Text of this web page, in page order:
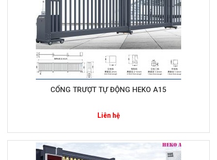
CỔNG TRƯỢT TỰ ĐỘNG HEKO A15
Liên hệ